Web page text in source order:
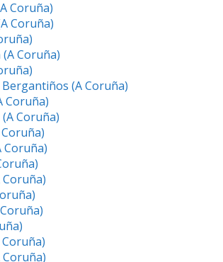
Coruña)
Coruña)
Coruña)
(A Coruña)
Coruña)
Coruña)
Coruña)
Coruña)